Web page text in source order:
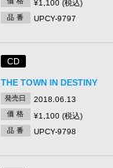
¥1,100 (税込)
品 番 UPCY-9797
CD
THE TOWN IN DESTINY
発売日 2018.06.13
価 格 ¥1,100 (税込)
品 番 UPCY-9798